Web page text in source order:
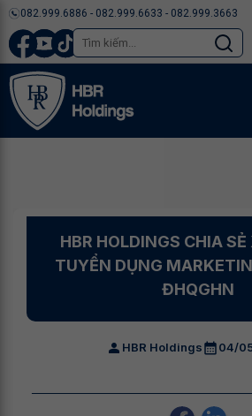
082.999.6886 - 082.999.6633 - 082.999.3663
HBR HOLDINGS CHIA
TUYỂN DỤNG
ĐHQGHN
HBR Holdings 04/